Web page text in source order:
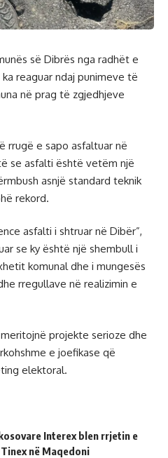
së Dibrës nga radhët e
ka reaguar ndaj punimeve të
në prag të zgjedhjeve
rrugë e sapo asfaltuar në
se asfalti është vetëm një
asnjë standard teknik
rekord.
asfalti i shtruar në Dibër”,
se ky është një shembull i
komunal dhe i mungesës
rregullave në realizimin e
projekte serioze dhe
e joefikase që
elektoral.
Interex blen rrjetin e
në Maqedoni